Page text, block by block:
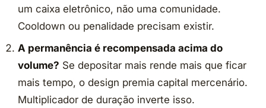
um caixa eletrônico, não uma comunidade.
Cooldown ou penalidade precisam existir.
A permanência é recompensada acima do
volume? Se depositar mais rende mais que ficar
mais tempo, o design premia capital mercenário.
Multiplicador de duração inverte isso.